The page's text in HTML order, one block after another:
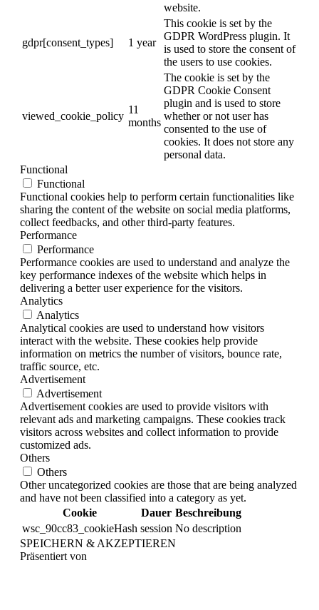
website.
gdpr[consent_types] 1 year
This cookie is set by the
GDPR WordPress plugin. It
is used to store the consent of
the users to use cookies.
viewed_cookie_policy
11
months
The cookie is set by the
GDPR Cookie Consent
plugin and is used to store
whether or not user has
consented to the use of
cookies. It does not store any
personal data.
Functional
Functional
Functional cookies help to perform certain functionalities like
sharing the content of the website on social media platforms,
collect feedbacks, and other third-party features.
Performance
Performance
Performance cookies are used to understand and analyze the
key performance indexes of the website which helps in
delivering a better user experience for the visitors.
Analytics
Analytics
Analytical cookies are used to understand how visitors
interact with the website. These cookies help provide
information on metrics the number of visitors, bounce rate,
traffic source, etc.
Advertisement
Advertisement
Advertisement cookies are used to provide visitors with
relevant ads and marketing campaigns. These cookies track
visitors across websites and collect information to provide
customized ads.
Others
Others
Other uncategorized cookies are those that are being analyzed
and have not been classified into a category as yet.
Cookie
Dauer Beschreibung
wsc_90cc83_cookieHash session No description
SPEICHERN & AKZEPTIEREN
Präsentiert von